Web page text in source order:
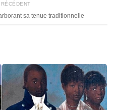
sa tenue traditionnelle